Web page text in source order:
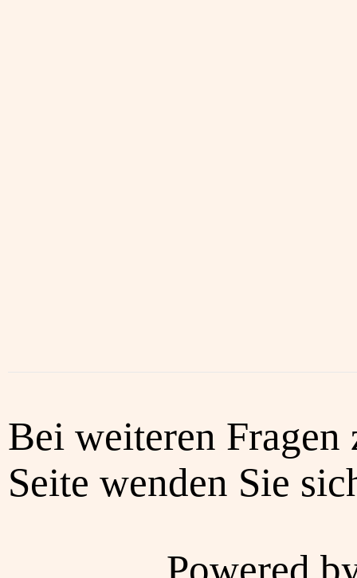
Bei weiteren Fragen
Seite wenden Sie
Powered